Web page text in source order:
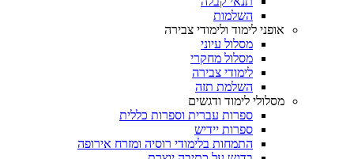
השלמות
אופני לימוד ולימודי צבירה
מסלול עיוני
מסלול מחקרי
לימודי צבירה
השלמת תזה
מסלולי לימוד ודגשים
ספרות עברית וספרות כללית
ספרות יידיש
התמחות בלימודי רוסיה ומזרח אירופה